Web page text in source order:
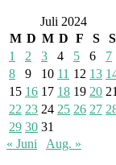
Juli 2024
M D M D F S
S
1
2 3 4 5 6
7
8
9 10 11 12 13
15 16 17 18 19 20 21
22 23 24 25 26 27
29 30 31
« Juni
Aug. »